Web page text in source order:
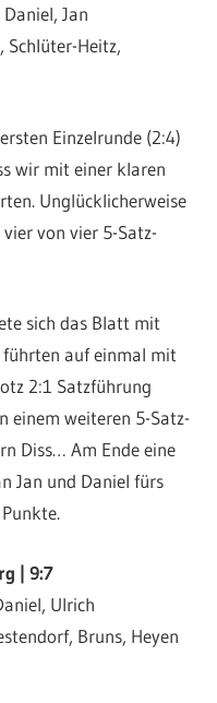
Jan
Schlüter-Heitz,
Einzelrunde (2:4)
wir mit einer klaren
Unglücklicherweise
von vier 5-Satz-
sich das Blatt mit
führten auf einmal mit
2:1 Satzführung
einem weiteren 5-Satz-
Diss… Am Ende eine
Jan und Daniel fürs
| 9:7
Ulrich
Bruns, Heyen